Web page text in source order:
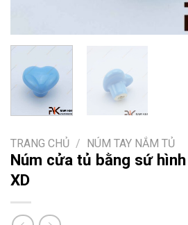
TRANG CHỦ / NÚM TAY NẮM TỦ
Núm cửa tủ bằng sứ
XD